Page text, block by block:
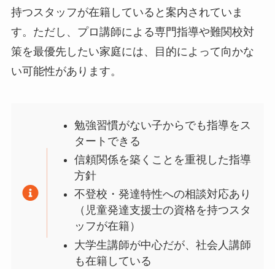
持つスタッフが在籍していると案内されていま
す。ただし、プロ講師による専門指導や難関校対
策を最優先したい家庭には、目的によって向かな
い可能性があります。
勉強習慣がない子からでも指導をス
タートできる
信頼関係を築くことを重視した指導
方針
不登校・発達特性への相談対応あり
（児童発達支援士の資格を持つスタ
ッフが在籍）
大学生講師が中心だが、社会人講師
も在籍している